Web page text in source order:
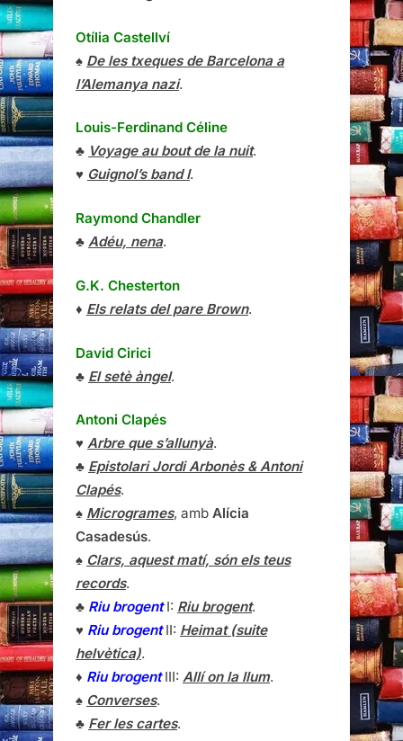
Otília Castellví
♠ De les txeques de Barcelona a
l’Alemanya nazi.
Louis-Ferdinand Céline
♣ Voyage au bout de la nuit.
♥ Guignol’s band I.
Raymond Chandler
♣ Adéu, nena.
G.K. Chesterton
♦ Els relats del pare Brown.
David Cirici
♣ El setè àngel.
Antoni Clapés
♥ Arbre que s’allunyà.
♣ Epistolari Jordi Arbonès & Antoni
Clapés.
♠ Microgrames, amb Alícia
Casadesús.
♠ Clars, aquest matí, són els teus
records.
♣ Riu brogentI: Riu brogent.
♥ Riu brogentII: Heimat (suite
helvètica).
♦ Riu brogentIII: Allí on la llum.
♠ Converses.
♣ Fer les cartes.